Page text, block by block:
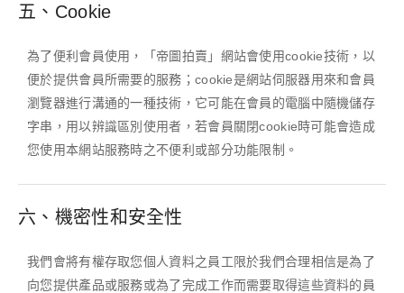
五、Cookie
為了便利會員使用，「帝圖拍賣」網站會使用cookie技術，以
便於提供會員所需要的服務；cookie是網站伺服器用來和會員
瀏覽器進行溝通的一種技術，它可能在會員的電腦中隨機儲存
字串，用以辨識區別使用者，若會員關閉cookie時可能會造成
您使用本網站服務時之不便利或部分功能限制。
六、機密性和安全性
我們會將有權存取您個人資料之員工限於我們合理相信是為了
向您提供產品或服務或為了完成工作而需要取得這些資料的員